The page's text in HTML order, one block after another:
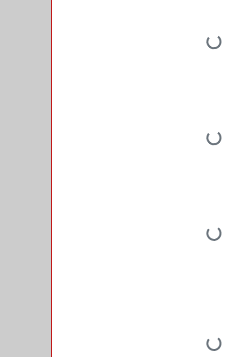
Loading...
Loading...
Loading...
Loading...